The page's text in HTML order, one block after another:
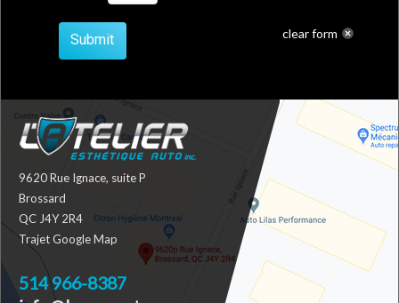
clear form
Submit
9620 Rue Ignace, suite P
Brossard
QC J4Y 2R4
Trajet Google Map
514 966-8387